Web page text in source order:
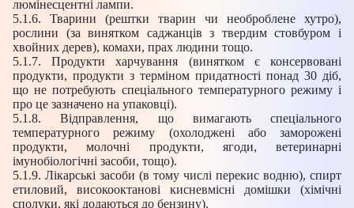
люмінесцентні лампи.
5.1.6. Тварини (рештки тварин чи необроблене хутро),
рослини (за винятком саджанців з твердим стовбуром і
хвойних дерев), комахи, прах людини тощо.
5.1.7. Продукти харчування (винятком є консервовані
продукти, продукти з терміном придатності понад 30 діб,
що не потребують спеціального температурного режиму і
про це зазначено на упаковці).
5.1.8. Відправлення, що вимагають спеціального
температурного режиму (охолоджені або заморожені
продукти, молочні продукти, ягоди, ветеринарні
імунобіологічні засоби, тощо).
5.1.9. Лікарські засоби (в тому числі перекис водню), спирт
етиловий, високооктанові кисневмісні домішки (хімічні
сполуки, які додаються до бензину).